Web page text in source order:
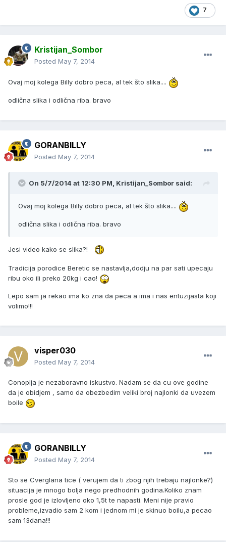
7
Kristijan_Sombor
Posted May 7, 2014
Ovaj moj kolega Billy dobro peca, al tek što slika....
odlična slika i odlična riba. bravo
GORANBILLY
Posted May 7, 2014
On 5/7/2014 at 12:30 PM, Kristijan_Sombor said:
Ovaj moj kolega Billy dobro peca, al tek što slika....
odlična slika i odlična riba. bravo
Jesi video kako se slika?!
Tradicija porodice Beretic se nastavlja,dodju na par sati upecaju
ribu oko ili preko 20kg i cao!
Lepo sam ja rekao ima ko zna da peca a ima i nas entuzijasta koji
volimo!!!
visper030
Posted May 7, 2014
Conoplja je nezaboravno iskustvo. Nadam se da cu ove godine
da je obidjem , samo da obezbedim veliki broj najlonki da uvezem
boile
GORANBILLY
Posted May 7, 2014
Sto se Cverglana tice ( verujem da ti zbog njih trebaju najlonke?)
situacija je mnogo bolja nego predhodnih godina.Koliko znam
prosle god je izlovljeno oko 1,5t te napasti. Meni nije pravio
probleme,izvadio sam 2 kom i jednom mi je skinuo boilu,a pecao
sam 13dana!!!